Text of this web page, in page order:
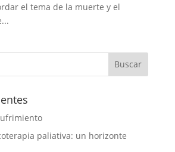
el tema de la muerte y el
paliativa: un horizonte